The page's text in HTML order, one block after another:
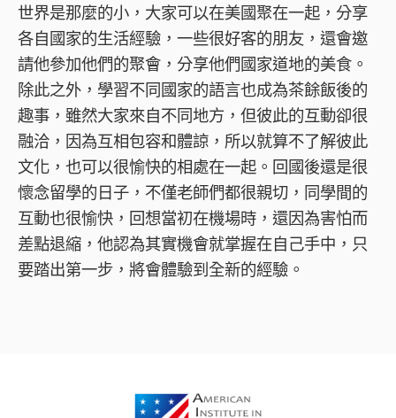
世界是那麼的小，大家可以在美國聚在一起，分享
各自國家的生活經驗，一些很好客的朋友，還會邀
請他參加他們的聚會，分享他們國家道地的美食。
除此之外，學習不同國家的語言也成為茶餘飯後的
趣事，雖然大家來自不同地方，但彼此的互動卻很
融洽，因為互相包容和體諒，所以就算不了解彼此
文化，也可以很愉快的相處在一起。回國後還是很
懷念留學的日子，不僅老師們都很親切，同學間的
互動也很愉快，回想當初在機場時，還因為害怕而
差點退縮，他認為其實機會就掌握在自己手中，只
要踏出第一步，將會體驗到全新的經驗。